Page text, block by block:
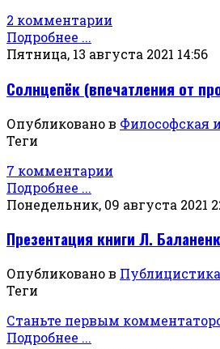
2 комментарии
Подробнее ...
Пятница, 13 августа 2021 14:56
Солнцепёк (впечатления от
Опубликовано в Философская
Теги
7 комментарии
Подробнее ...
Понедельник, 09 августа 2021
Презентация книги Л.
Опубликовано в Публицистика
Теги
Станьте первым
Подробнее ...